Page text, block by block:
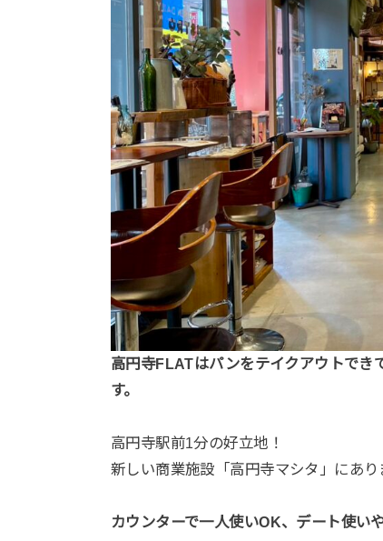
高円寺FLATはパンをテイクアウトでき
す。
高円寺駅前1分の好立地！
新しい商業施設「高円寺マシタ」にあり
カウンターで一人使いOK、デート使